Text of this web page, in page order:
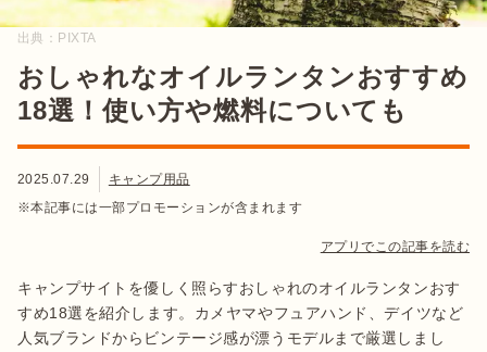
出典： PIXTA
おしゃれなオイルランタンおすすめ
18選！使い方や燃料についても
2025.07.29
キャンプ用品
※本記事には一部プロモーションが含まれます
アプリでこの記事を読む
キャンプサイトを優しく照らすおしゃれのオイルランタンおす
すめ18選を紹介します。カメヤマやフュアハンド、デイツなど
人気ブランドからビンテージ感が漂うモデルまで厳選しまし